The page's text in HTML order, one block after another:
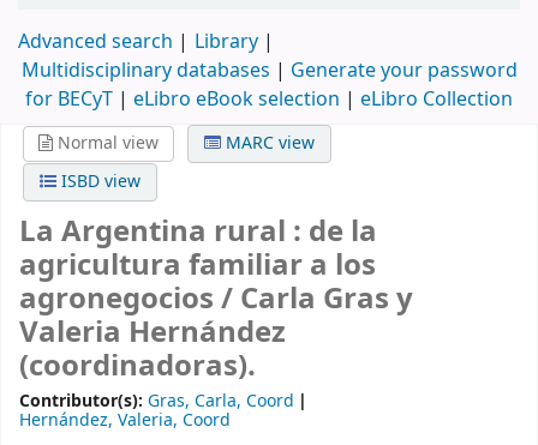
Advanced search
Library
Multidisciplinary databases | Generate your password
for BECyT | eLibro eBook selection | eLibro Collection
Normal view
MARC view
ISBD view
La Argentina rural : de la
agricultura familiar a los
agronegocios /Carla Gras y
Valeria Hernández
(coordinadoras).
Contributor(s): Gras, Carla, Coord
Hernández, Valeria, Coord